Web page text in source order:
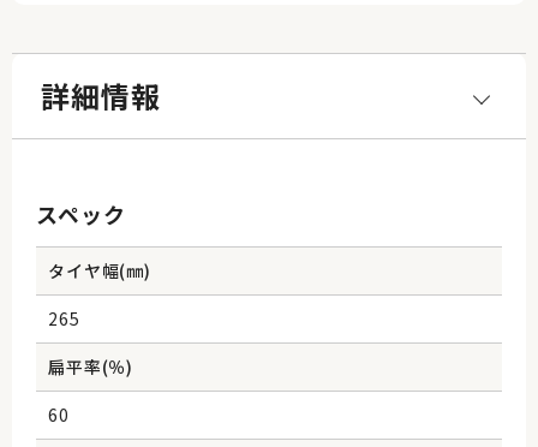
詳細情報
スペック
タイヤ幅(㎜)
265
扁平率(％)
60